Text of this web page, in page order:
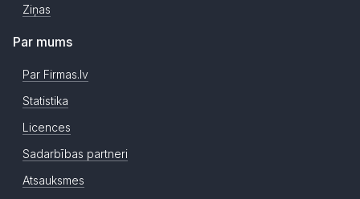
Ziņas
Par mums
Par Firmas.lv
Statistika
Licences
Sadarbības partneri
Atsauksmes